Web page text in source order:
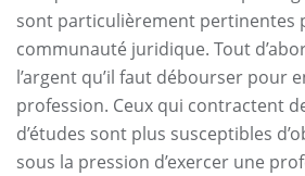
sont particulièrement pertinentes
communauté juridique. Tout
l’argent qu’il faut débourser pour
profession. Ceux qui contractent
d’études sont plus susceptibles
sous la pression d’exercer une